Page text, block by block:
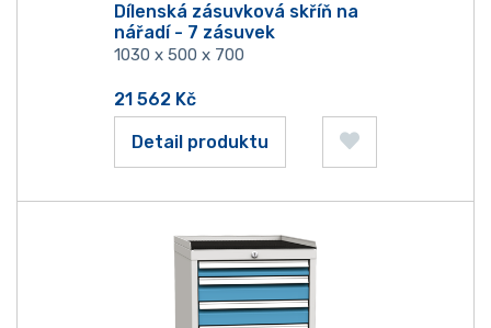
Dílenská zásuvková skříň na
nářadí - 7 zásuvek
1030 x 500 x 700
21 562 Kč
Detail produktu